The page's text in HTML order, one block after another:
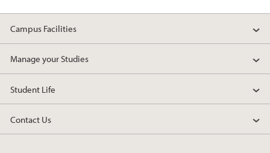
Campus Facilities
Manage your Studies
Student Life
Contact Us